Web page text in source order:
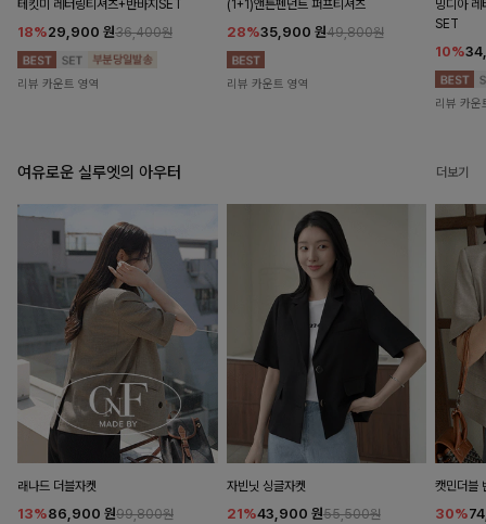
테킷미 레터링티셔츠+반바지SET
18%29,900 원36,400원
리뷰 카운트 영역
(1+1)앤튼펜던트 퍼프티셔츠
28%35,900 원49,800원
리뷰 카운트 영역
밍디아 레
SET
10%
리뷰 카운
여유로운 실루엣의 아우터 더보기
래나드 더블자켓
13%86,900 원99,800원
자빈닛 싱글자켓
21%43,900 원55,500원
캣민더블
30%